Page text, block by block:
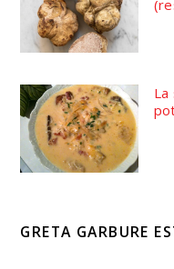
La
GRETA GARBURE